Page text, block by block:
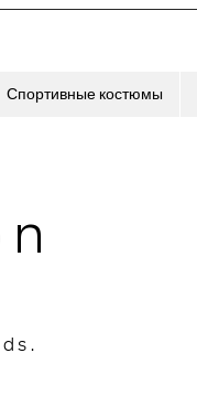
Спортивные костюмы